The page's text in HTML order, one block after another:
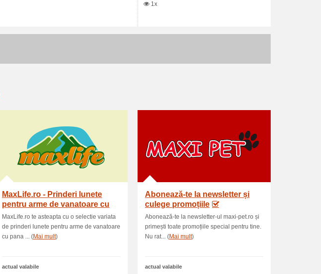
1x
MaxLife.ro - Prinderi lunete
pentru arme de vanatoare cu
pana la 42 % discount
MaxLife.ro te asteapta cu o selectie variata
de prinderi lunete pentru arme de vanatoare
cu pana ... (Mai mult)
actual valabile
Abonează-te la newsletter și
culege promoțiile
Abonează-te la newsletter-ul maxi-pet.ro și
primești toate promoțiile special pentru tine.
Nu rat... (Mai mult)
actual valabile